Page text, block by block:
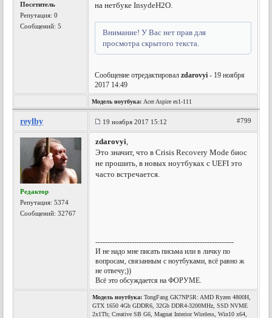
Посетитель
Репутация:0
Сообщений: 5
на нетбуке InsydeH2O.
Внимание! У Вас нет прав для
просмотра скрытого текста.
Сообщение отредактировалzdarovyi - 19 ноября
2017 14:49
Модель ноутбука: Acer Aspire es1-111
reylby 19 ноября 2017 15:12 #799
Редактор
Репутация:5374
Сообщений: 32767
zdarovyi,
Это значит, что в Crisis Recovery Mode биос
не прошить, в новых ноутбуках с UEFI это
часто встречается.
---------------------------------------------------------
И не надо мне писать письма или в личку по
вопросам, связанным с ноутбуками, всё равно ж
не отвечу;))
Всё это обсуждается на ФОРУМЕ.
Модель ноутбука: TongFang GK7NP5R: AMD Ryzen 4800H,
GTX 1650 4Gb GDDR6, 32Gb DDR4-3200MHz, SSD NVME
2x1Tb; Creative SB G6, Magnat Interior Wireless, Win10 x64,